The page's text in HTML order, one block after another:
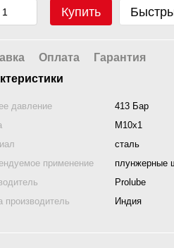
Купить
Оплата
Гарантия
давление
413 Бар
М10х1
сталь
применение
плунжерные
Prolube
производитель
Индия